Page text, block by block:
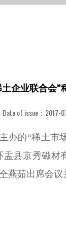
企业联合会“
Date of issue：2017-
办的“稀土
县京秀磁
燕茹出席会议